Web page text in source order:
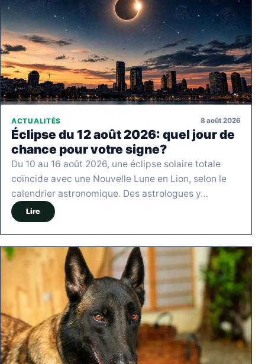
ACTUALITÉS 8 août 2026
Éclipse du 12 août 2026: quel jour de
chance pour votre signe?
Du 10 au 16 août 2026, une éclipse solaire totale
coïncide avec une Nouvelle Lune en Lion, selon le
calendrier astronomique. Des astrologues y…
Lire